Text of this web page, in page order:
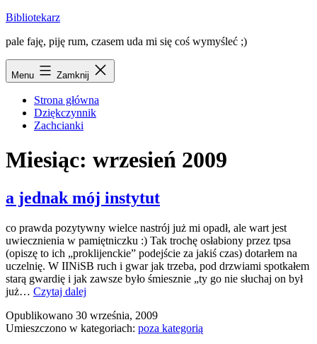
Przejdź
treści
Bibliotekarz
pale faję, piję rum, czasem uda mi się coś wymyśleć ;)
Menu Zamknij
Strona główna
Dziękczynnik
Zachcianki
Miesiąc: wrzesień 2009
a jednak mój instytut
co prawda pozytywny wielce nastrój już mi opadł, ale wart jest
uwiecznienia w pamiętniczku :) Tak trochę osłabiony przez tpsa
(opiszę to ich „proklijenckie” podejście za jakiś czas) dotarłem na
uczelnię. W IINiSB ruch i gwar jak trzeba, pod drzwiami spotkałem
starą gwardię i jak zawsze było śmiesznie „ty go nie słuchaj on był
już… Czytaj dalej
mój
instytut
Opublikowano 30 września, 2009
Umieszczono w kategoriach: poza kategorią